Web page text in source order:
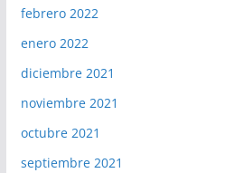
febrero 2022
enero 2022
diciembre 2021
noviembre 2021
octubre 2021
septiembre 2021